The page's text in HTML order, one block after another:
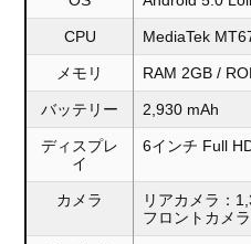
CPU MediaTek
メモリ RAM 2GB /
バッテリー 2,930 mAh
ディスプレ
イ
6インチ Full
カメラ
リアカメラ：
フロントカメ